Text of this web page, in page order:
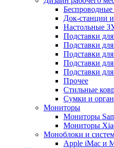
Док-станции
Настольные
Подставки
Подставки
Подставки
Подставки
Подставки
Прочее
Стильные
Сумки и
Мониторы
Мониторы
Мониторы
Моноблоки и
Apple iMac и